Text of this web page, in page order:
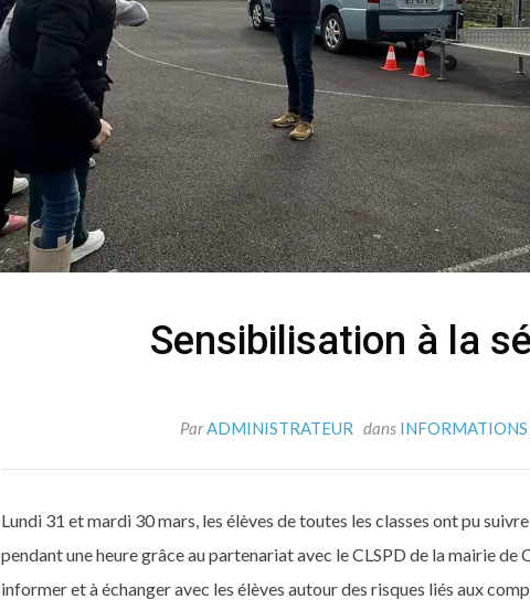
Sensibilisation à la
ParADMINISTRATEUR dans INFORMATIONS
Lundi 31 et mardi 30 mars, les élèves de toutes les classes ont pu
pendant une heure grâce au partenariat avec le CLSPD de la mairie
informer et à échanger avec les élèves autour des risques liés aux